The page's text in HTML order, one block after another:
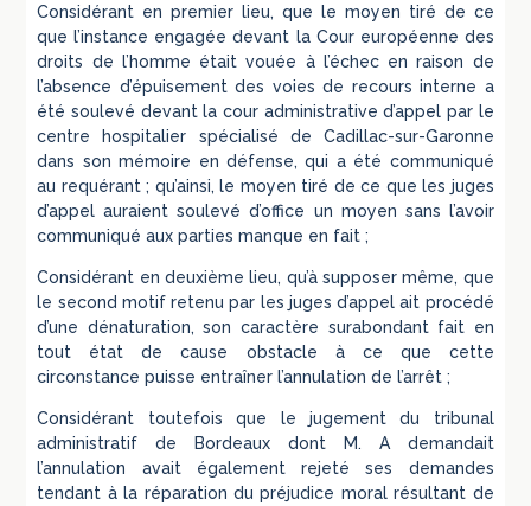
Considérant en premier lieu, que le moyen tiré de ce
que l’instance engagée devant la Cour européenne des
droits de l’homme était vouée à l’échec en raison de
l’absence d’épuisement des voies de recours interne a
été soulevé devant la cour administrative d’appel par le
centre hospitalier spécialisé de Cadillac-sur-Garonne
dans son mémoire en défense, qui a été communiqué
au requérant ; qu’ainsi, le moyen tiré de ce que les juges
d’appel auraient soulevé d’office un moyen sans l’avoir
communiqué aux parties manque en fait ;
Considérant en deuxième lieu, qu’à supposer même, que
le second motif retenu par les juges d’appel ait procédé
d’une dénaturation, son caractère surabondant fait en
tout état de cause obstacle à ce que cette
circonstance puisse entraîner l’annulation de l’arrêt ;
Considérant toutefois que le jugement du tribunal
administratif de Bordeaux dont M. A demandait
l’annulation avait également rejeté ses demandes
tendant à la réparation du préjudice moral résultant de